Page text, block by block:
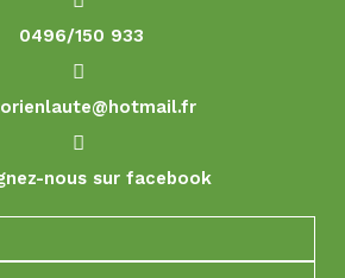
0496/150 933
nous sur facebook